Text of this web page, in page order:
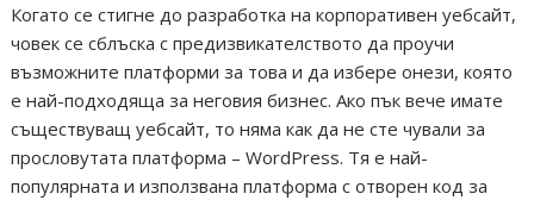
Когато се стигне до разработка на корпоративен уебсайт,
човек се сблъска с предизвикателството да проучи
възможните платформи за това и да избере онези, която
е най-подходяща за неговия бизнес. Ако пък вече имате
съществуващ уебсайт, то няма как да не сте чували за
прословутата платформа – WordPress. Тя е най-
популярната и използвана платформа с отворен код за